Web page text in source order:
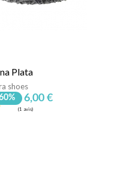
Plata
shoes
6,00 €